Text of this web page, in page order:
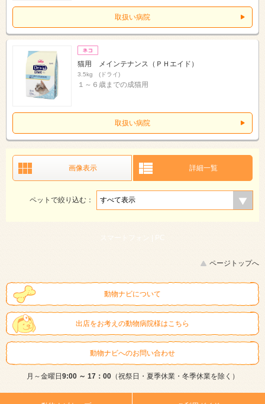
取扱い病院
猫用 メインテナンス（ＰＨエイド）
3.5kg (ドライ)
１～６歳までの成猫用
取扱い病院
画像表示 詳細一覧
ペットで絞り込む：
スマートフォン | PC
ページトップへ
動物ナビについて
出店をお考えの動物病院様はこちら
動物ナビへのお問い合わせ
月～金曜日 9:00 ～ 17：00（祝祭日・夏季休業・冬季休業を除く）